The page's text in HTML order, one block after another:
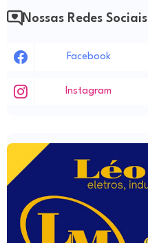
Nossas Redes Sociais
Facebook
Instagram